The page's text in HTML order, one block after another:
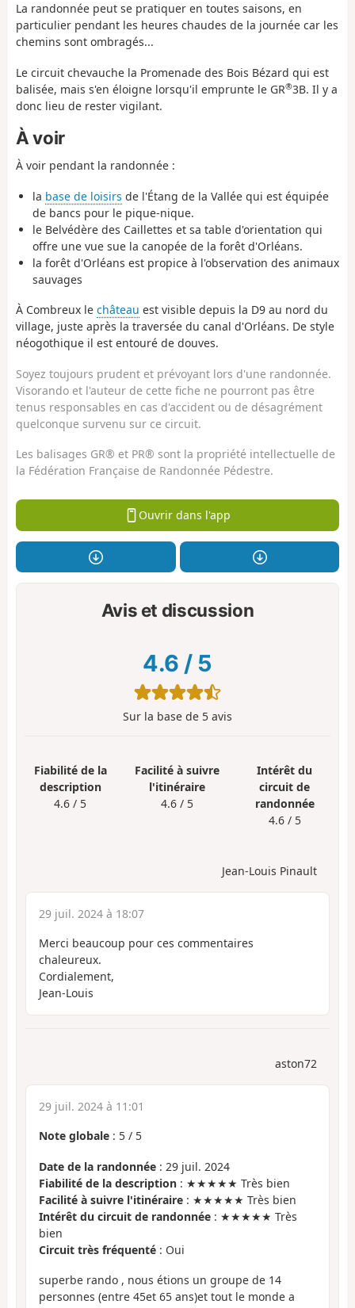
La randonnée peut se pratiquer en toutes saisons, en
particulier pendant les heures chaudes de la journée car les
chemins sont ombragés...
Le circuit chevauche la Promenade des Bois Bézard qui est
balisée, mais s'en éloigne lorsqu'il emprunte le GR®3B. Il y a
donc lieu de rester vigilant.
À voir
À voir pendant la randonnée :
la base de loisirs de l'Étang de la Vallée qui est équipée
de bancs pour le pique-nique.
le Belvédère des Caillettes et sa table d'orientation qui
offre une vue sue la canopée de la forêt d'Orléans.
la forêt d'Orléans est propice à l'observation des animaux
sauvages
À Combreux le château est visible depuis la D9 au nord du
village, juste après la traversée du canal d'Orléans. De style
néogothique il est entouré de douves.
Soyez toujours prudent et prévoyant lors d'une randonnée.
Visorando et l'auteur de cette fiche ne pourront pas être
tenus responsables en cas d'accident ou de désagrément
quelconque survenu sur ce circuit.
Les balisages GR® et PR® sont la propriété intellectuelle de
la Fédération Française de Randonnée Pédestre.
Ouvrir dans l'app
Avis et discussion
4.6 / 5
Sur la base de 5 avis
Fiabilité de la
description
4.6 / 5
Facilité à suivre
l'itinéraire
4.6 / 5
Intérêt du
circuit de
randonnée
4.6 / 5
Jean-Louis Pinault
29 juil. 2024 à 18:07
Merci beaucoup pour ces commentaires
chaleureux.
Cordialement,
Jean-Louis
aston72
29 juil. 2024 à 11:01
Note globale : 5 / 5
Date de la randonnée : 29 juil. 2024
Fiabilité de la description : ★★★★★ Très bien
Facilité à suivre l'itinéraire : ★★★★★ Très bien
Intérêt du circuit de randonnée : ★★★★★ Très
bien
Circuit très fréquenté : Oui
superbe rando , nous étions un groupe de 14
personnes (entre 45et 65 ans)et tout le monde a